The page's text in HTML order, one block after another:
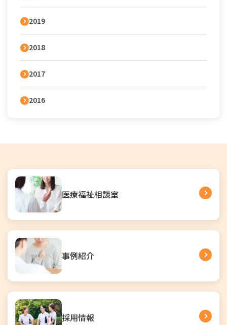
2019
2018
2017
2016
医療福祉相談室
事例紹介
採用情報